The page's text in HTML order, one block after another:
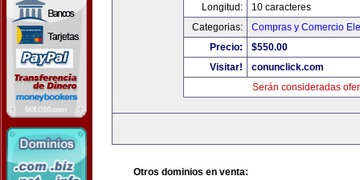
Longitud:
10 caracteres
Categorias:
Compras y Comercio
Precio:
$550.00
Visitar!
conunclick.com
Serán consideradas
Otros dominios en venta: